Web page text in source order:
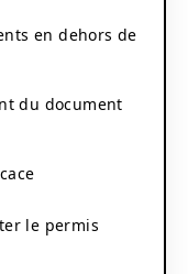
en dehors de
du document
le permis